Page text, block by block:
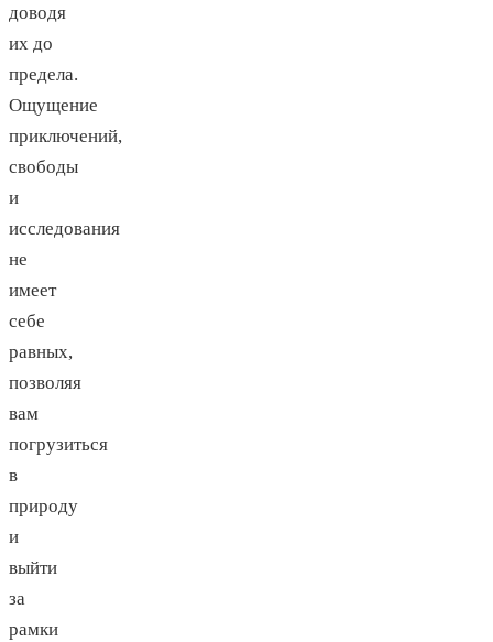
доводя
их до
предела.
Ощущение
приключений,
свободы
и
исследования
не
имеет
себе
равных,
позволяя
вам
погрузиться
в
природу
и
выйти
за
рамки